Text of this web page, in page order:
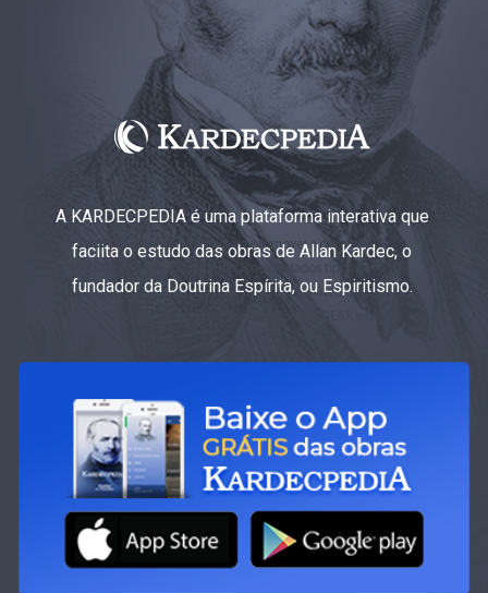
A KARDECPEDIA é uma plataforma interativa que
faciita o estudo das obras de Allan Kardec, o
fundador da Doutrina Espírita, ou Espiritismo.